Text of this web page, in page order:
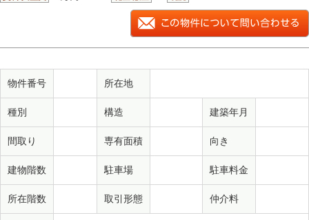
物件番号 所在地
種別 構造 建築年月
間取り 専有面積 向き
建物階数 駐車場 駐車料金
所在階数 取引形態 仲介料